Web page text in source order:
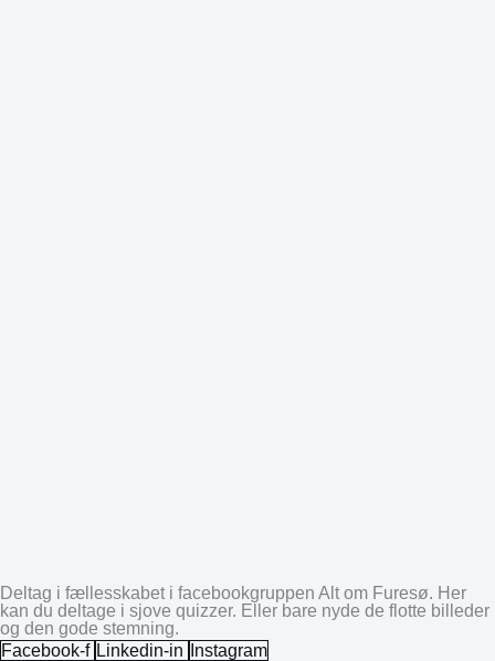
Deltag i fællesskabet i facebookgruppen Alt om Furesø. Her
kan du deltage i sjove quizzer. Eller bare nyde de flotte billeder
og den gode stemning.
Facebook-f Linkedin-in
Instagram